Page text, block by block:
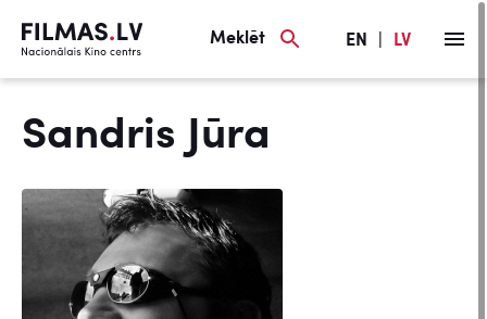
Meklēt EN LV
Sandris Jūra